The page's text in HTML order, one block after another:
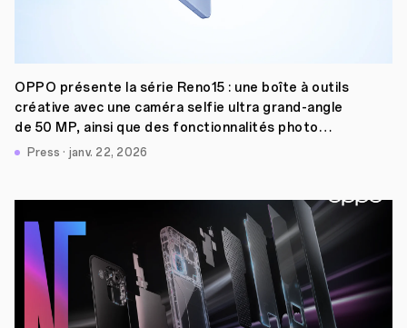
OPPO présente la série Reno15 : une boîte à outils
créative avec une caméra selfie ultra grand-angle
de 50 MP, ainsi que des fonctionnalités photo
portrait et vidéo améliorées
Press · janv. 22, 2026